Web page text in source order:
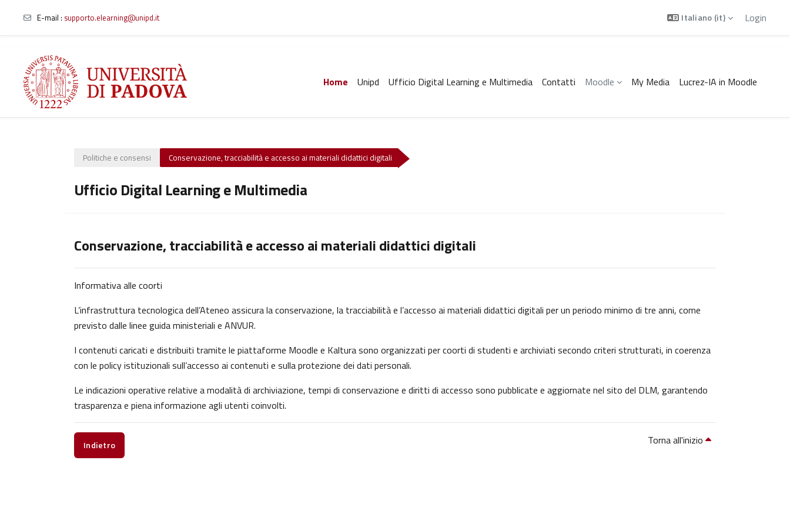
Vai al contenuto principale
E-mail : supporto.elearning@unipd.it Italiano ‎(it)‎ Login
Home Unipd Ufficio Digital Learning e Multimedia Contatti Moodle My Media Lucrez-IA in Moodle
Politiche e consensi Conservazione, tracciabilità e accesso ai materiali didattici digitali
Ufficio Digital Learning e Multimedia
Conservazione, tracciabilità e accesso ai materiali didattici digitali
Informativa alle coorti
L’infrastruttura tecnologica dell’Ateneo assicura la conservazione, la tracciabilità e l’accesso ai materiali didattici digitali per un periodo minimo di tre anni, come
previsto dalle linee guida ministeriali e ANVUR.
I contenuti caricati e distribuiti tramite le piattaforme Moodle e Kaltura sono organizzati per coorti di studenti e archiviati secondo criteri strutturati, in coerenza
con le policy istituzionali sull’accesso ai contenuti e sulla protezione dei dati personali.
Le indicazioni operative relative a modalità di archiviazione, tempi di conservazione e diritti di accesso sono pubblicate e aggiornate nel sito del DLM, garantendo
trasparenza e piena informazione agli utenti coinvolti.
Indietro Torna all'inizio